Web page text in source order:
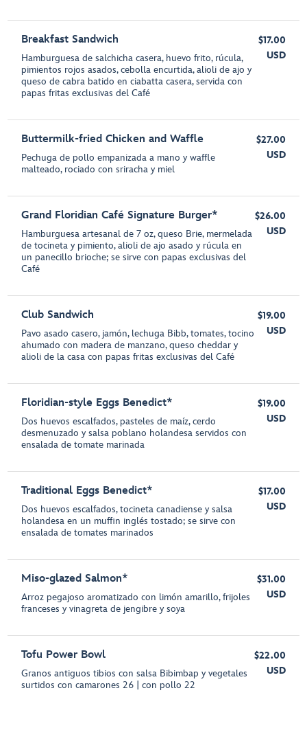
Breakfast Sandwich
Hamburguesa de salchicha casera, huevo frito, rúcula,
pimientos rojos asados, cebolla encurtida, alioli de ajo y
queso de cabra batido en ciabatta casera, servida con
papas fritas exclusivas del Café
$17.00
USD
Buttermilk-fried Chicken and Waffle
Pechuga de pollo empanizada a mano y waffle
malteado, rociado con sriracha y miel
$27.00
USD
Grand Floridian Café Signature Burger*
Hamburguesa artesanal de 7 oz, queso Brie, mermelada
de tocineta y pimiento, alioli de ajo asado y rúcula en
un panecillo brioche; se sirve con papas exclusivas del
Café
$26.00
USD
Club Sandwich
Pavo asado casero, jamón, lechuga Bibb, tomates, tocino
ahumado con madera de manzano, queso cheddar y
alioli de la casa con papas fritas exclusivas del Café
$19.00
USD
Floridian-style Eggs Benedict*
Dos huevos escalfados, pasteles de maíz, cerdo
desmenuzado y salsa poblano holandesa servidos con
ensalada de tomate marinada
$19.00
USD
Traditional Eggs Benedict*
Dos huevos escalfados, tocineta canadiense y salsa
holandesa en un muffin inglés tostado; se sirve con
ensalada de tomates marinados
$17.00
USD
Miso-glazed Salmon*
Arroz pegajoso aromatizado con limón amarillo, frijoles
franceses y vinagreta de jengibre y soya
$31.00
USD
Tofu Power Bowl
Granos antiguos tibios con salsa Bibimbap y vegetales
surtidos con camarones 26 | con pollo 22
$22.00
USD